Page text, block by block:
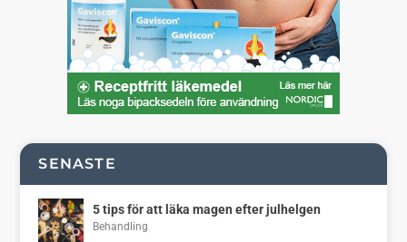
SENASTE
5 tips för att läka magen efter julhelgen
Behandling